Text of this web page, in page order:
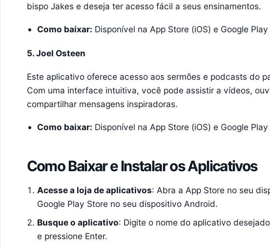
bispo Jakes e deseja ter acesso fácil a seus ensinamentos.
Como baixar: Disponível na App Store (iOS) e Google
5. Joel Osteen
Este aplicativo oferece acesso aos sermões e podcasts do
Com uma interface intuitiva, você pode assistir a vídeos,
compartilhar mensagens inspiradoras.
Como baixar: Disponível na App Store (iOS) e Google
Como Baixar e Instalar os Aplicativos
Acesse a loja de aplicativos: Abra a App Store no seu
Google Play Store no seu dispositivo Android.
Busque o aplicativo: Digite o nome do aplicativo
e pressione Enter.